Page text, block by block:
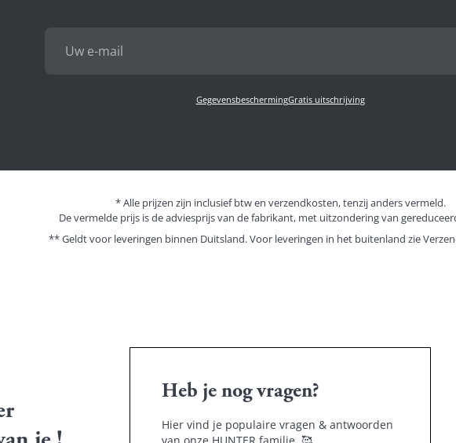
GegevensbeschermingGratis uitschrijving
* Alle prijzen zijn inclusief btw en verzendkosten, tenzij anders vermeld.
De vermelde prijs is de adviesprijs van de fabrikant, met uitzondering van
** Geldt voor leveringen binnen Duitsland. Voor leveringen in het buitenland zie
Heb je nog vragen?
Hier vind je populaire vragen & antwoorden